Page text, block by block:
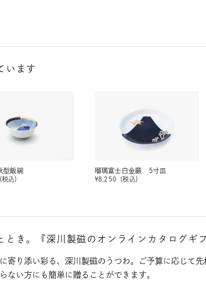
います
飯碗
税込）
瑠璃富士白金蕨 5寸皿
¥8,250 （税込）
とき。 『深川製磁のオンラインカタログギ
寄り添い彩る、深川製磁のうつわ。ご予算に応じて
ない方にも簡単に贈ることができます。